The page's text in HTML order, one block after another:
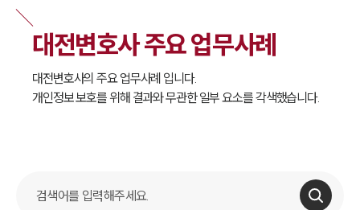
서울·대전변호사
대전형사전문변호사
대전이혼전문변호사
대전학교폭력변호사
대전부동산변호사
대전음주운전·교통사고변호사
대전변호사 업무분야
대전변호사 주요 업무사례
대전변호사의 주요 업무사례 입니다.
개인정보 보호를 위해 결과와 무관한 일부 요소를 각색했습니다.